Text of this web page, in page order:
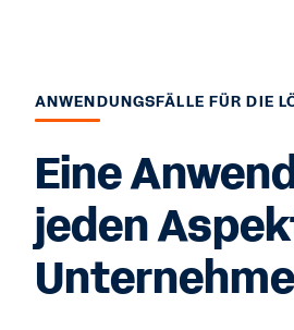
ANWENDUNGSFÄLLE FÜR DIE
Eine
jeden